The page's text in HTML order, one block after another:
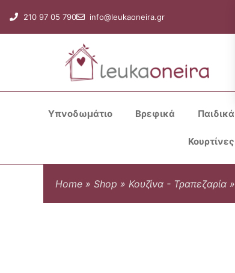
στο
περιεχόμενο
210 97 05 790 info@leukaoneira.gr
Υπνοδωμάτιο Βρεφικά Παιδικά
Κουρτίνες
Home » Shop » Κουζίνα - Τραπεζαρία »